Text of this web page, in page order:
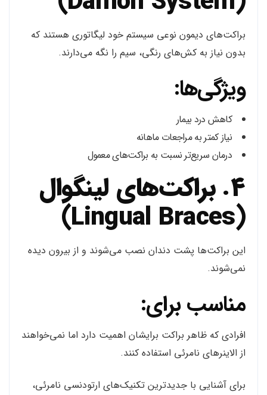
براکت‌های دیمون نوعی سیستم خود لیگاتوری هستند که
بدون نیاز به کش‌های رنگی، سیم را نگه می‌دارند.
ویژگی‌ها:
کاهش درد بیمار
نیاز کمتر به مراجعات ماهانه
درمان سریع‌تر نسبت به براکت‌های معمول
4. براکت‌های لینگوال
(Lingual Braces)
این براکت‌ها پشت دندان نصب می‌شوند و از بیرون دیده
نمی‌شوند.
مناسب برای:
افرادی که ظاهر براکت برایشان اهمیت دارد اما نمی‌خواهند
از الاینرهای نامرئی استفاده کنند.
برای آشنایی با جدیدترین تکنیک‌های ارتودنسی نامرئی،